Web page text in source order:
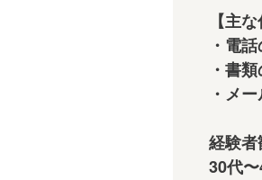
【主
・電
・書
・メ
経験者
30代